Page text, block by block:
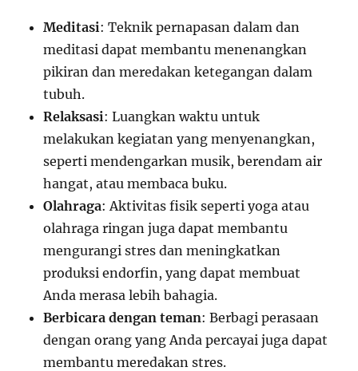
Meditasi: Teknik pernapasan dalam dan
meditasi dapat membantu menenangkan
pikiran dan meredakan ketegangan dalam
tubuh.
Relaksasi: Luangkan waktu untuk
melakukan kegiatan yang menyenangkan,
seperti mendengarkan musik, berendam air
hangat, atau membaca buku.
Olahraga: Aktivitas fisik seperti yoga atau
olahraga ringan juga dapat membantu
mengurangi stres dan meningkatkan
produksi endorfin, yang dapat membuat
Anda merasa lebih bahagia.
Berbicara dengan teman: Berbagi perasaan
dengan orang yang Anda percayai juga dapat
membantu meredakan stres.